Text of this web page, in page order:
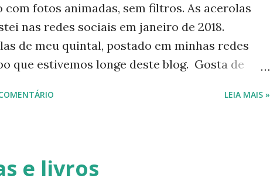
cambuci, cambuí, guabiroba, gramixama,
Algumas delas estão em risco de
contamos sobre uma...
com fotos animadas, sem filtros. As acerolas
nas redes sociais em janeiro de 2018.
de meu quintal, postado em minhas redes
que estivemos longe deste blog. Gosta de
no Multivias, em: 1-
2021/10/acerolas-da-
LEIA MAIS »
e livros